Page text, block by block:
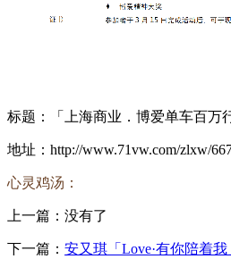
标题：「上海商业．博爱单车百万
地址：http://www.71vw.com/zlxw/
心灵鸡汤：
上一篇：没有了
下一篇： 安又琪「Love·有你陪着